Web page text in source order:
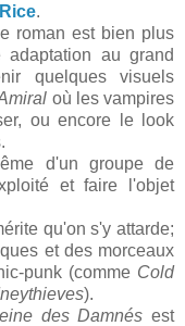
.
roman est bien plus
au grand
quelques visuels
où les vampires
ou encore le look
d'un groupe de
et faire l'objet
qu'on s'y attarde;
et des morceaux
punk (comme Cold
).
des Damnés est